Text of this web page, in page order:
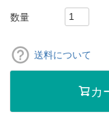
送料について
カ